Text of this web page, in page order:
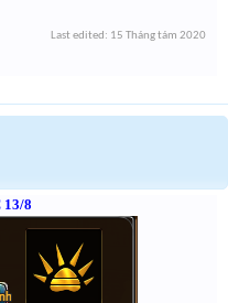
Last edited: 15 Tháng tám 2020
13/8